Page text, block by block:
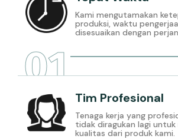
Kami mengutamakan
produksi, waktu
disesuaikan dengan
01
Tim Profesional
Tenaga kerja yang
tidak diragukan lagi untuk
kualitas dari produk kami.